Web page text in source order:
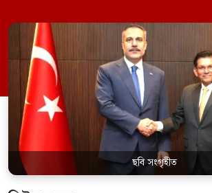
ঢাকা ছাড়ার আগে দেওয়া এক
বাংলাদেশ ও তুরস্কের সম্পর্ককে
সংহতি প্রদর্শনের এক অনন্য
অভিহিত করেন। সফরকালে
ছবি সংগৃহীত